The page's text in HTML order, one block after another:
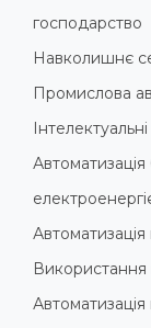
господарство
Навколишнє
Промислова
Автоматизація
Автоматизація
Автоматизація